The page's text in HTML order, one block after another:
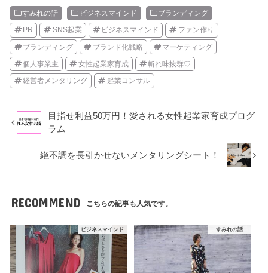
すみれの話 ビジネスマインド ブランディング
PR SNS起業 ビジネスマインド ファン作り
ブランディング ブランド化戦略 マーケティング
個人事業主 女性起業家育成 斬れ味抜群♡
経営者メンタリング 起業コンサル
目指せ利益50万円！愛される女性起業家育成プログ
ラム
絶不調を長引かせないメンタリングシート！
RECOMMEND こちらの記事も人気です。
ビジネスマインド すみれの話